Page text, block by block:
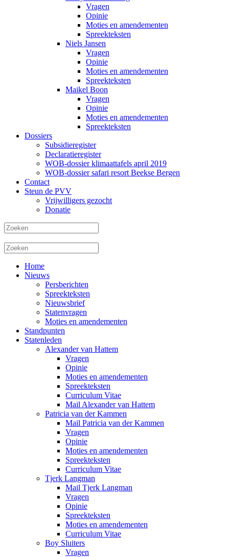
Vragen
Opinie
Moties en amendementen
Spreekteksten
Niels Jansen
Vragen
Opinie
Moties en amendementen
Spreekteksten
Maikel Boon
Vragen
Opinie
Moties en amendementen
Spreekteksten
Dossiers
Subsidieregister
Declaratieregister
WOB-dossier klimaattafels april 2019
WOB-dossier safari resort Beekse Bergen
Contact
Steun de PVV
Vrijwilligers gezocht
Donatie
Home
Nieuws
Persberichten
Spreekteksten
Nieuwsbrief
Statenvragen
Moties en amendementen
Standpunten
Statenleden
Alexander van Hattem
Vragen
Opinie
Moties en amendementen
Spreekteksten
Curriculum Vitae
Mail Alexander van Hattem
Patricia van der Kammen
Mail Patricia van der Kammen
Vragen
Opinie
Moties en amendementen
Spreekteksten
Curriculum Vitae
Tjerk Langman
Mail Tjerk Langman
Vragen
Opinie
Spreekteksten
Moties en amendementen
Curriculum Vitae
Boy Sluiters
Vragen